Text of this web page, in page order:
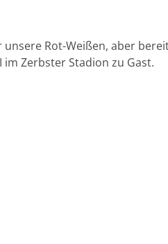
Rot-Weißen, aber
im Zerbster Stadion zu Gast.